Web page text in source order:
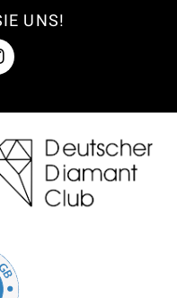
UNS!